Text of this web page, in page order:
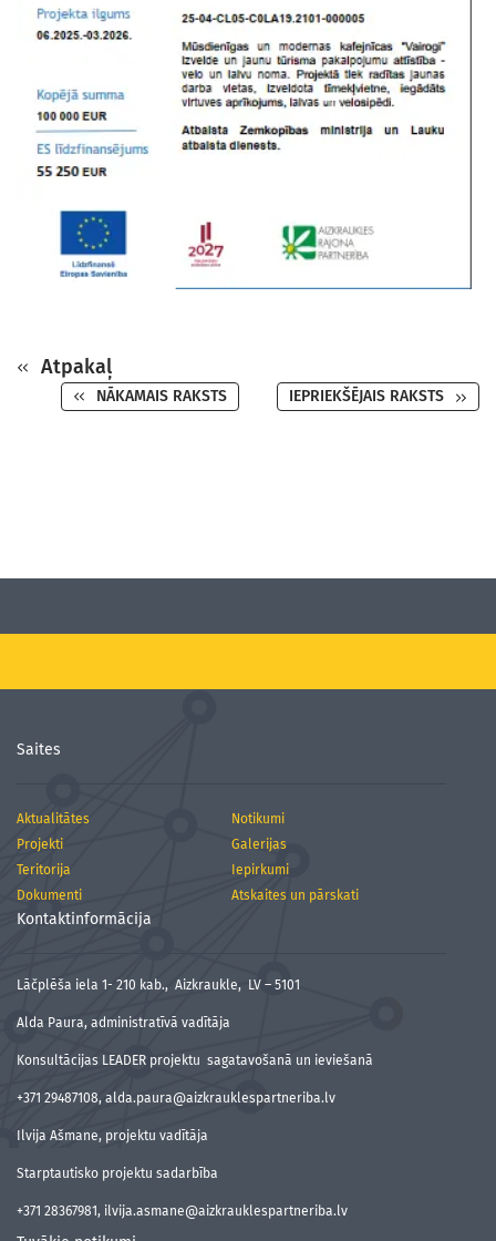
Atpakaļ
NĀKAMAIS RAKSTS IEPRIEKŠĒJAIS RAKSTS
Saites
Aktualitātes
Notikumi
Projekti
Galerijas
Teritorija
Iepirkumi
Dokumenti
Atskaites un pārskati
Kontaktinformācija
Lāčplēša iela 1- 210 kab., Aizkraukle, LV – 5101
Alda Paura, administratīvā vadītāja
Konsultācijas LEADER projektu sagatavošanā un ieviešanā
+371 29487108, alda.paura@aizkrauklespartneriba.lv
Ilvija Ašmane, projektu vadītāja
Starptautisko projektu sadarbība
+371 28367981, ilvija.asmane@aizkrauklespartneriba.lv